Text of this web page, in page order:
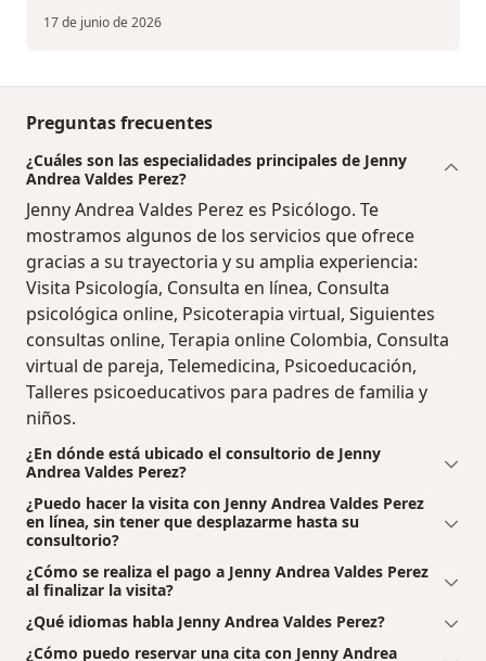
17 de junio de 2026
Preguntas frecuentes
¿Cuáles son las especialidades principales de Jenny
Andrea Valdes Perez?
Jenny Andrea Valdes Perez es Psicólogo. Te
mostramos algunos de los servicios que ofrece
gracias a su trayectoria y su amplia experiencia:
Visita Psicología, Consulta en línea, Consulta
psicológica online, Psicoterapia virtual, Siguientes
consultas online, Terapia online Colombia, Consulta
virtual de pareja, Telemedicina, Psicoeducación,
Talleres psicoeducativos para padres de familia y
niños.
¿En dónde está ubicado el consultorio de Jenny
Andrea Valdes Perez?
¿Puedo hacer la visita con Jenny Andrea Valdes Perez
en línea, sin tener que desplazarme hasta su
consultorio?
¿Cómo se realiza el pago a Jenny Andrea Valdes Perez
al finalizar la visita?
¿Qué idiomas habla Jenny Andrea Valdes Perez?
¿Cómo puedo reservar una cita con Jenny Andrea